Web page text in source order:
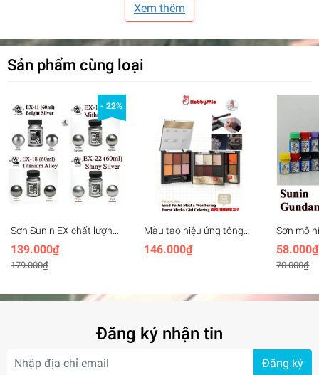
Xem thêm
Sản phẩm cùng loại
- 22%
Sơn Sunin EX chất lượng
cao màu bạc màu thép
Titanium Mithril Silver
Shiny
139.000₫
179.000₫
Màu tạo hiệu ứng tông
màu da, bụi, bong tróc
cháy Hobby Mio
146.000₫
Sơn mô
Gundam
58.000₫
70.000₫
Đăng ký nhận tin
Đăng ký